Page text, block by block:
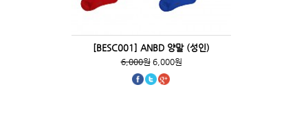
[BESC001] ANBD 양말 (성인)
6,000원6,000원